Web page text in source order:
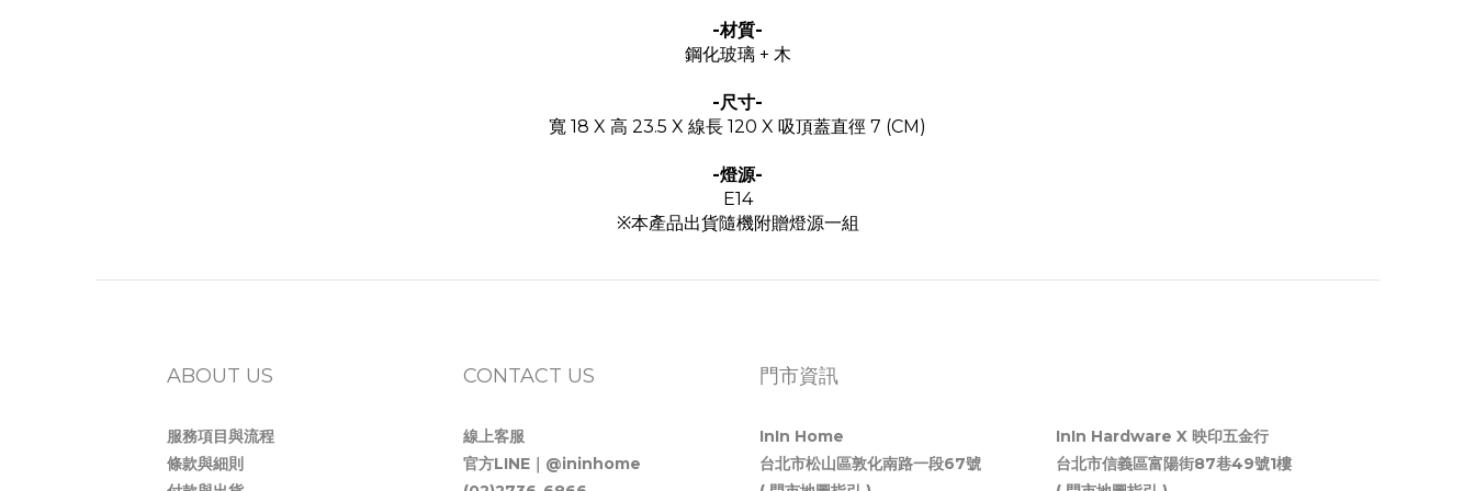
-材質-
鋼化玻璃 + 木
-尺寸-
寬 18 X 高 23.5 X 線長 120 X 吸頂蓋直徑 7 (CM)
-燈源-
E14
※本產品出貨隨機附贈燈源一組
ABOUT US
服務項目與流程
條款與細則
CONTACT US
線上客服
官方LINE｜@ininhome
門市資訊
InIn Home
台北市松山區敦化南路一段67號
InIn Hardware X 映印五金行
台北市信義區富陽街87巷49號1樓